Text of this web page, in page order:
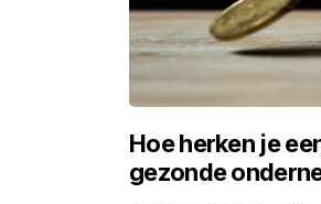
Hoe herken je
gezonde